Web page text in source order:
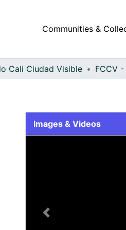
Communities &
Cali Ciudad Visible
Images & Videos
Previous